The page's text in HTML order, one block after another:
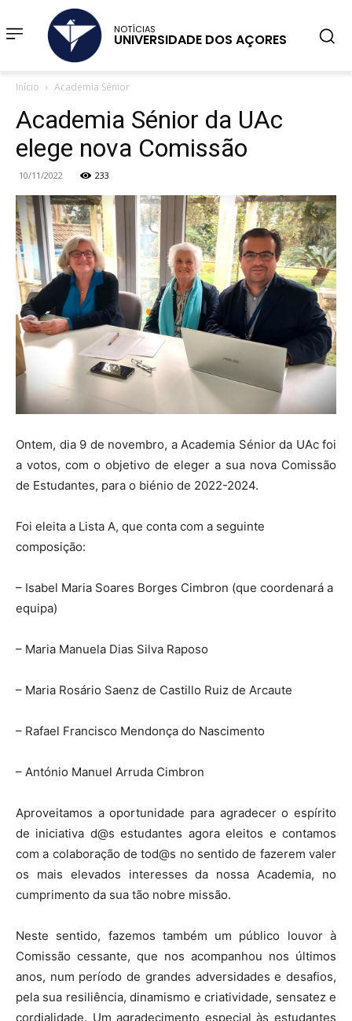
NOTÍCIAS
UNIVERSIDADE DOS AÇORES
Início Academia Sénior
Academia Sénior da UAc
elege nova Comissão
10/11/2022 233
Ontem, dia 9 de novembro, a Academia Sénior da UAc foi
a votos, com o objetivo de eleger a sua nova Comissão
de Estudantes, para o biénio de 2022-2024.
Foi eleita a Lista A, que conta com a seguinte
composição:
– Isabel Maria Soares Borges Cimbron (que coordenará a
equipa)
– Maria Manuela Dias Silva Raposo
– Maria Rosário Saenz de Castillo Ruiz de Arcaute
– Rafael Francisco Mendonça do Nascimento
– António Manuel Arruda Cimbron
Aproveitamos a oportunidade para agradecer o espírito
de iniciativa d@s estudantes agora eleitos e contamos
com a colaboração de tod@s no sentido de fazerem valer
os mais elevados interesses da nossa Academia, no
cumprimento da sua tão nobre missão.
Neste sentido, fazemos também um público louvor à
Comissão cessante, que nos acompanhou nos últimos
anos, num período de grandes adversidades e desafios,
pela sua resiliência, dinamismo e criatividade, sensatez e
cordialidade. Um agradecimento especial às estudantes